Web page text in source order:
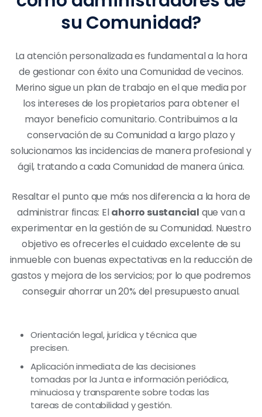
su Comunidad?
La atención personalizada es fundamental a la hora
de gestionar con éxito una Comunidad de vecinos.
Merino sigue un plan de trabajo en el que media por
los intereses de los propietarios para obtener el
mayor beneficio comunitario. Contribuimos a la
conservación de su Comunidad a largo plazo y
solucionamos las incidencias de manera profesional y
ágil, tratando a cada Comunidad de manera única.
Resaltar el punto que más nos diferencia a la hora de
administrar fincas: Elahorro sustancial que van a
experimentar en la gestión de su Comunidad. Nuestro
objetivo es ofrecerles el cuidado excelente de su
inmueble con buenas expectativas en la reducción de
gastos y mejora de los servicios; por lo que podremos
conseguir ahorrar un 20% del presupuesto anual.
Orientación legal, jurídica y técnica que
precisen.
Aplicación inmediata de las decisiones
tomadas por la Junta e información periódica,
minuciosa y transparente sobre todas las
tareas de contabilidad y gestión.